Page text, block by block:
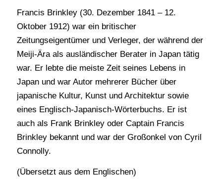
Francis Brinkley (30. Dezember 1841 – 12.
Oktober 1912) war ein britischer
Zeitungseigentümer und Verleger, der während der
Meiji-Ära als ausländischer Berater in Japan tätig
war. Er lebte die meiste Zeit seines Lebens in
Japan und war Autor mehrerer Bücher über
japanische Kultur, Kunst und Architektur sowie
eines Englisch-Japanisch-Wörterbuchs. Er ist
auch als Frank Brinkley oder Captain Francis
Brinkley bekannt und war der Großonkel von Cyril
Connolly.
(Übersetzt aus dem Englischen)